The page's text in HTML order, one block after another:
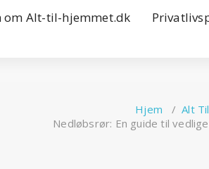
om Alt-til-hjemmet.dk
Hjem /Alt
Nedløbsrør: En guide til